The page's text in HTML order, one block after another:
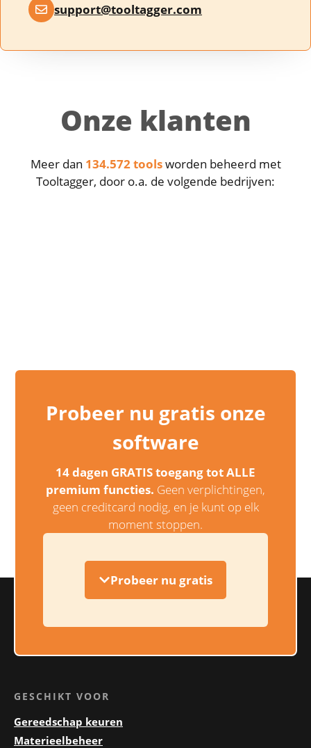
support@tooltagger.com
Onze klanten
Meer dan 134.572 toolsworden beheerd met
Tooltagger, door o.a. de volgende bedrijven:
Probeer nu gratis onze
software
14 dagen GRATIS toegang tot ALLE
premium functies. Geen verplichtingen,
geen creditcard nodig, en je kunt op elk
moment stoppen.
Probeer nu gratis
GESCHIKT VOOR
Gereedschap keuren
Materieelbeheer